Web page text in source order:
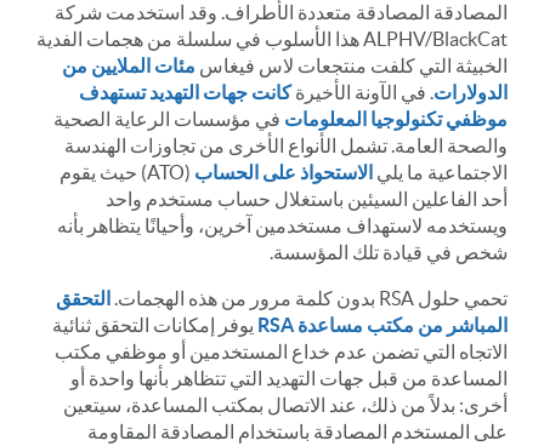
المصادقة المصادقة متعددة الأطراف. وقد استخدمت شركة
ALPHV/BlackCat هذا الأسلوب في سلسلة من هجمات الفدية
الخبيثة التي كلفت منتجعات لاس فيغاس مئات الملايين من
الدولارات. في الآونة الأخيرةكانت جهات التهديد تستهدف
موظفي تكنولوجيا المعلومات في مؤسسات الرعاية الصحية
والصحة العامة. تشمل الأنواع الأخرى من تجاوزات الهندسة
الاجتماعية ما يلي الاستحواذ على الحساب
(ATO) حيث يقوم
أحد الفاعلين السيئين باستغلال حساب مستخدم واحد
ويستخدمه لاستهداف مستخدمين آخرين، وأحيانًا يتظاهر بأنه
شخص في قيادة تلك المؤسسة.
تحمي حلول RSA بدون كلمة مرور من هذه الهجمات.
التحقق
المباشر من مكتب مساعدة RSA
يوفر إمكانات التحقق ثنائية
الاتجاه التي تضمن عدم خداع المستخدمين أو موظفي مكتب
المساعدة من قبل جهات التهديد التي تتظاهر بأنها واحدة أو
أخرى: بدلاً من ذلك، عند الاتصال بمكتب المساعدة، سيتعين
على المستخدم المصادقة باستخدام المصادقة المقاومة